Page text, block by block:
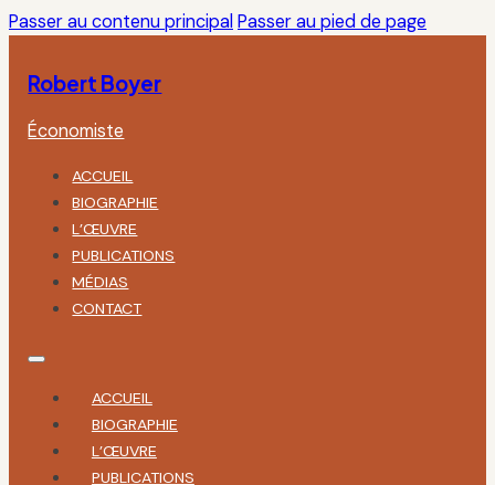
Passer au contenu principal Passer au pied de page
Robert Boyer
Économiste
ACCUEIL
BIOGRAPHIE
L’ŒUVRE
PUBLICATIONS
MÉDIAS
CONTACT
ACCUEIL
BIOGRAPHIE
L’ŒUVRE
PUBLICATIONS